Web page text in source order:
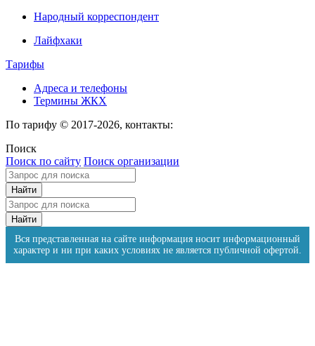
Народный корреспондент
Лайфхаки
Тарифы
Адреса и телефоны
Термины ЖКХ
По тарифу © 2017-2026, контакты:
Поиск
Поиск по сайту Поиск организации
Вся представленная на сайте информация носит информационный
характер и ни при каких условиях не является публичной офертой.